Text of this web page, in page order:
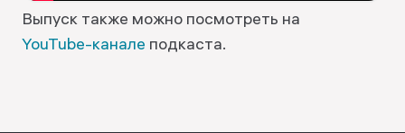
Выпуск также можно посмотреть на
YouTube-канале подкаста.